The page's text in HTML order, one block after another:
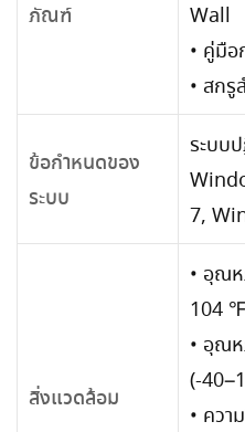
ภัณฑ์
Wall
• คู่มื
• สกรู
ข้อกำหนดของ
ระบบ
ระบบ
7,
สิ่งแวดล้อม
• อุณ
104
• อุณ
(-
• ควา